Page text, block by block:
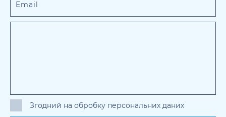
Згодний на обробку персональних даних